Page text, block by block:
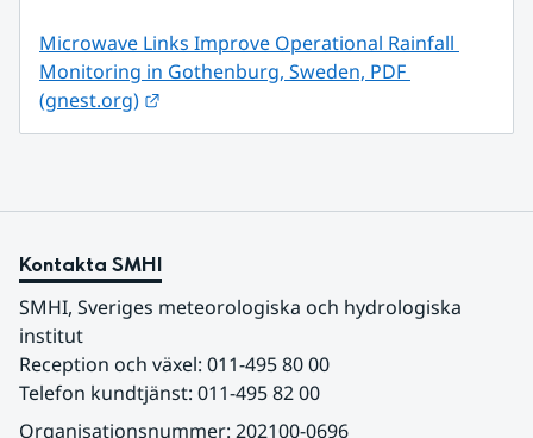
Microwave Links Improve Operational Rainfall
Monitoring in Gothenburg, Sweden, PDF
(gnest.org)
Kontakta SMHI
SMHI, Sveriges meteorologiska och hydrologiska
institut
Reception och växel: 011-495 80 00
Telefon kundtjänst: 011-495 82 00
Organisationsnummer: 202100-0696